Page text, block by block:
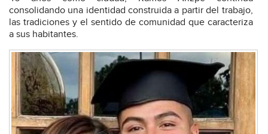
consolidando una identidad construida a partir del trabajo,
las tradiciones y el sentido de comunidad que caracteriza
a sus habitantes.